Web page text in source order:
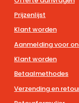
Prijzenlijst
Klant worden
Aanmelding voor
Klant worden
Betaalmethodes
Verzending en